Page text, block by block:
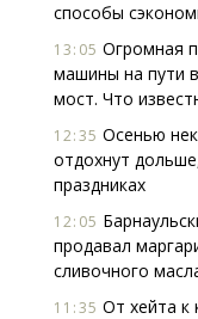
способы
13:05 Огромная
машины на пути
мост. Что
12:35 Осенью
отдохнут
праздниках
12:05
продавал
сливочного
11:35 От хейта к